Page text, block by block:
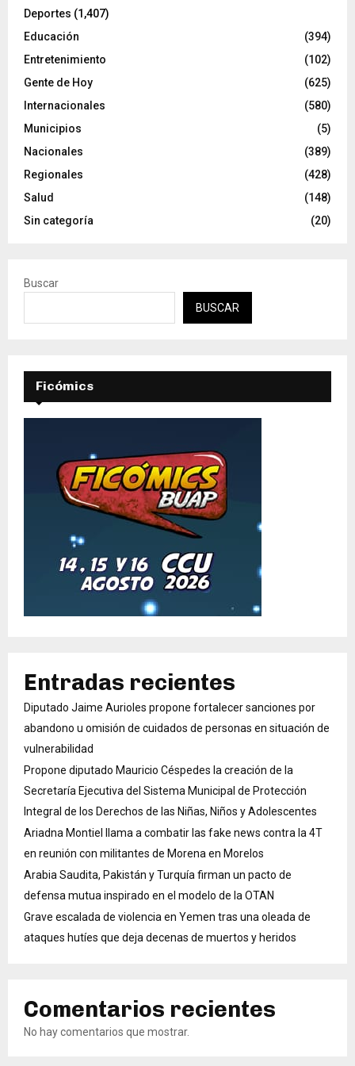
Deportes (1,407)
Educación
(394)
Entretenimiento
(102)
Gente de Hoy
(625)
Internacionales
(580)
Municipios
(5)
Nacionales
(389)
Regionales
(428)
Salud
(148)
Sin categoría
(20)
Buscar
BUSCAR
Ficómics
Entradas recientes
Diputado Jaime Aurioles propone fortalecer sanciones por
abandono u omisión de cuidados de personas en situación de
vulnerabilidad
Propone diputado Mauricio Céspedes la creación de la
Secretaría Ejecutiva del Sistema Municipal de Protección
Integral de los Derechos de las Niñas, Niños y Adolescentes
Ariadna Montiel llama a combatir las fake news contra la 4T
en reunión con militantes de Morena en Morelos
Arabia Saudita, Pakistán y Turquía firman un pacto de
defensa mutua inspirado en el modelo de la OTAN
Grave escalada de violencia en Yemen tras una oleada de
ataques hutíes que deja decenas de muertos y heridos
Comentarios recientes
No hay comentarios que mostrar.